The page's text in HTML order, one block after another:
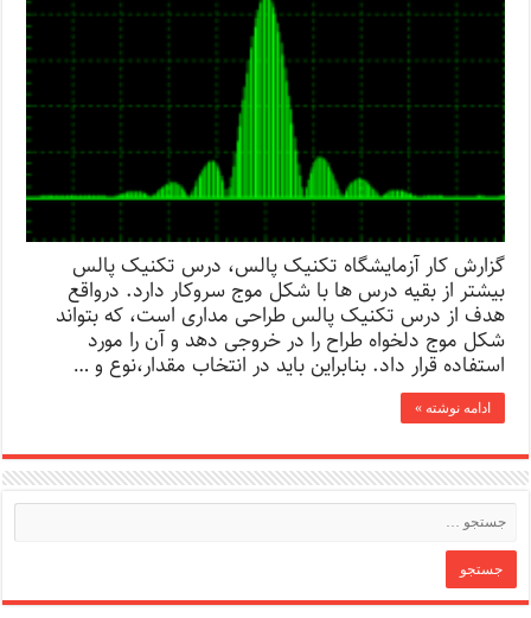
گزارش کار آزمایشگاه تکنیک پالس، درس تکنیک پالس
بیشتر از بقیه درس ها با شکل موج سروکار دارد. درواقع
هدف از درس تکنیک پالس طراحی مداری است، که بتواند
شکل موج دلخواه طراح را در خروجی دهد و آن را مورد
استفاده قرار داد. بنابراین باید در انتخاب مقدار،نوع و …
ادامه نوشته »